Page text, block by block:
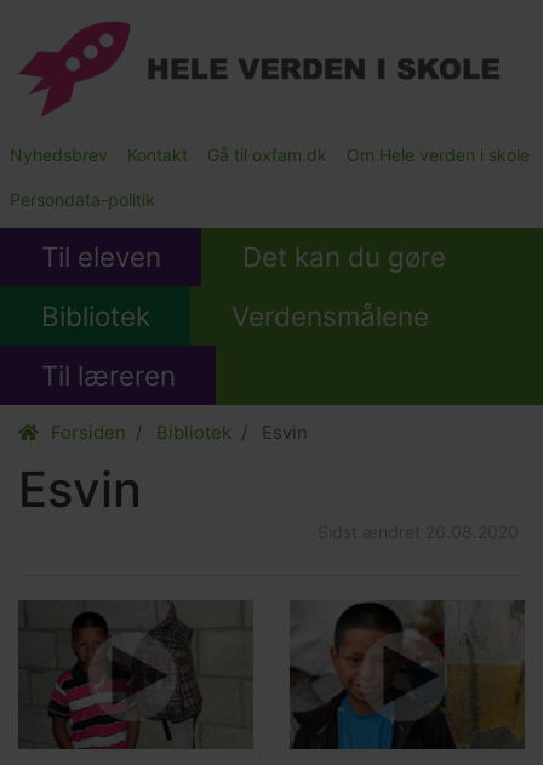
hovedindhold
Main
Submenu
Nyhedsbrev Kontakt Gå til oxfam.dk Om Hele verden i skole
Persondata-politik
Til eleven
Det kan du gøre
Bibliotek
Verdensmålene
Til læreren
Forsiden Bibliotek Esvin
Esvin
Related
content
picture
picture